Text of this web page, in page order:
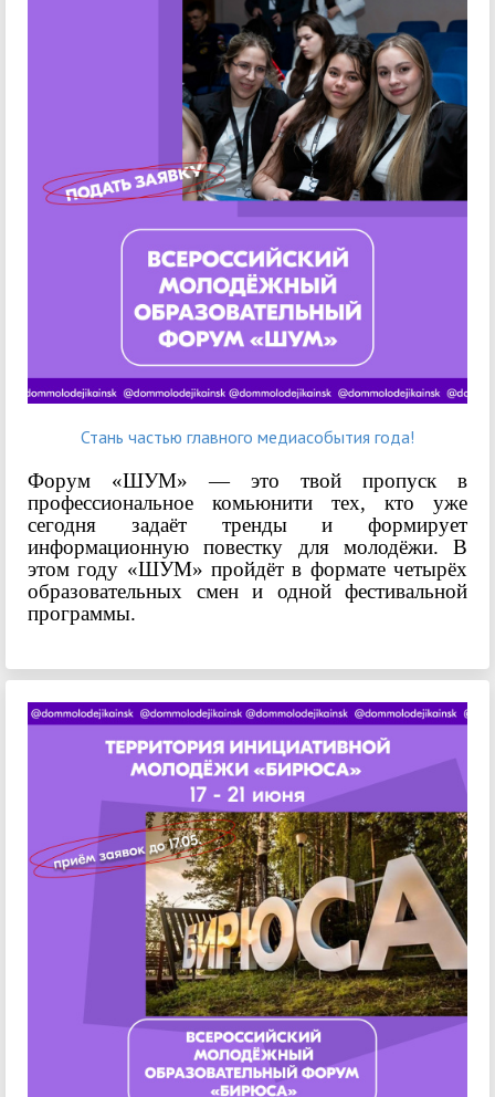
Стань частью главного медиасобытия года!
Форум «ШУМ» — это твой пропуск в
профессиональное комьюнити тех, кто уже
сегодня задаёт тренды и формирует
информационную повестку для молодёжи. В
этом году «ШУМ» пройдёт в формате четырёх
образовательных смен и одной фестивальной
программы.